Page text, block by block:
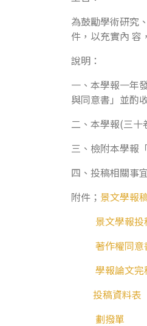
為鼓勵學術研究
件，以充實內 容
說明：
一、本學報一年
與同意書」並酌
二、本學報(三十
三、檢附本學報
四、投稿相關事
附件； 景文學報
景文學報
著作權同意
學報論文
投稿資料表
劃撥單